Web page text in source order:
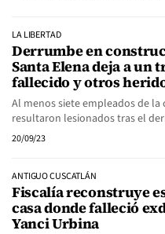
LA LIBERTAD
Derrumbe en
Santa Elena deja a un
fallecido y otros
Al menos siete empleados de la
resultaron lesionados tras el
20/09/23
ANTIGUO CUSCATLÁN
Fiscalía reconstruye
casa donde falleció
Yanci Urbina